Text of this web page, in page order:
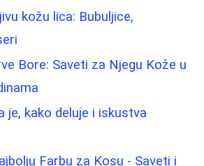
kožu lica: Bubuljice,
Bore: Saveti za Njegu Kože u
je, kako deluje i iskustva
Farbu za Kosu - Saveti i